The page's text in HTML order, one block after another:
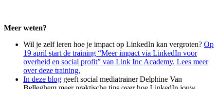
Meer weten?
Wil je zelf leren hoe je impact op LinkedIn kan vergroten? Op
19 april start de training “Meer impact via LinkedIn voor
overheid en social profit” van Link Inc Academy. Lees meer
over deze training.
In deze blog geeft social mediatrainer Delphine Van